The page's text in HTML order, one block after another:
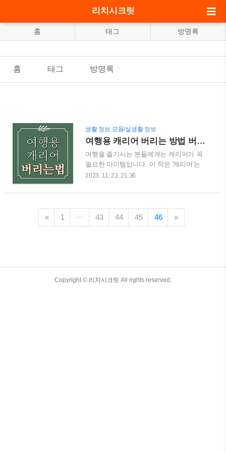
리치시크릿
홈 태그 방명록
홈 태그 방명록
생활 정보 모음/실생활 정보
여행용 캐리어 버리는 방법 버리기 알아보자
여행을 즐기시는 분들에게는 캐리어가 꼭
필요한 아이템입니다. 이 작은 '캐리어'는
여행 도중 필요한 물건들을 안전하게 보관
다. 여행자들에게는 캐리어가 마치 신뢰할
그러나 여행을 마치고 돌아와서는 캐리어
를 어떻게 관리하고 처리해야 할지에 대한
그렇기에 캐리어의 활용 방법과 관리에 대
걱정하지 마세요! 오늘 여러분이 여행 이
2023. 11. 23. 21:36
« 1 ··· 43 44 45 46 »
Copyright © 리치시크릿 All rights reserved.
TistoryWhaleSkin3.4